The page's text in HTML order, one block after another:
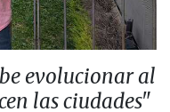
evolucionar al
las ciudades"